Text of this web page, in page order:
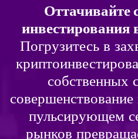
Оттачивайте
инвестирования
Погрузитесь в
собственных
пульсирующем
рынков